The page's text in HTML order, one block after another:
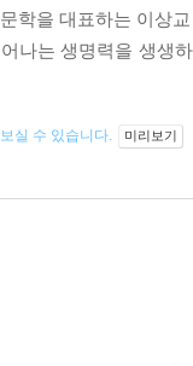
학을 대표하는 이상
나는 생명력을 생생
실 수 있습니다. 미리보기